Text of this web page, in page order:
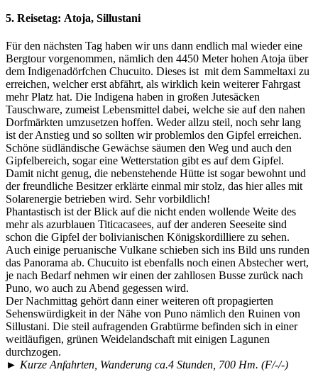
5. Reisetag: Atoja, Sillustani
Für den nächsten Tag haben wir uns dann endlich mal wieder eine
Bergtour vorgenommen, nämlich den 4450 Meter hohen Atoja über
dem Indigenadörfchen Chucuito. Dieses ist mit dem Sammeltaxi zu
erreichen, welcher erst abfährt, als wirklich kein weiterer Fahrgast
mehr Platz hat. Die Indigena haben in großen Jutesäcken
Tauschware, zumeist Lebensmittel dabei, welche sie auf den nahen
Dorfmärkten umzusetzen hoffen. Weder allzu steil, noch sehr lang
ist der Anstieg und so sollten wir problemlos den Gipfel erreichen.
Schöne südländische Gewächse säumen den Weg und auch den
Gipfelbereich, sogar eine Wetterstation gibt es auf dem Gipfel.
Damit nicht genug, die nebenstehende Hütte ist sogar bewohnt und
der freundliche Besitzer erklärte einmal mir stolz, das hier alles mit
Solarenergie betrieben wird. Sehr vorbildlich!
Phantastisch ist der Blick auf die nicht enden wollende Weite des
mehr als azurblauen Titicacasees, auf der anderen Seeseite sind
schon die Gipfel der bolivianischen Königskordilliere zu sehen.
Auch einige peruanische Vulkane schieben sich ins Bild uns runden
das Panorama ab. Chucuito ist ebenfalls noch einen Abstecher wert,
je nach Bedarf nehmen wir einen der zahllosen Busse zurück nach
Puno, wo auch zu Abend gegessen wird.
Der Nachmittag gehört dann einer weiteren oft propagierten
Sehenswürdigkeit in der Nähe von Puno nämlich den Ruinen von
Sillustani. Die steil aufragenden Grabtürme befinden sich in einer
weitläufigen, grünen Weidelandschaft mit einigen Lagunen
durchzogen.
► Kurze Anfahrten, Wanderung ca.4 Stunden, 700 Hm. (F/-/-)